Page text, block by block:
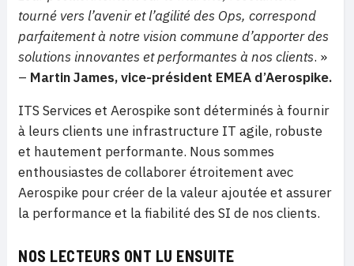
tourné vers l’avenir et l’agilité des Ops, correspond
parfaitement à notre vision commune d’apporter des
solutions innovantes et performantes à nos clients. »
– Martin James, vice-président EMEA d’Aerospike.
ITS Services et Aerospike sont déterminés à fournir
à leurs clients une infrastructure IT agile, robuste
et hautement performante. Nous sommes
enthousiastes de collaborer étroitement avec
Aerospike pour créer de la valeur ajoutée et assurer
la performance et la fiabilité des SI de nos clients.
NOS LECTEURS ONT LU ENSUITE